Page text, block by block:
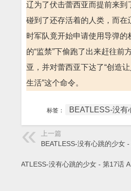
辽为了伏击蕾西亚而提前来到
碰到了还存活着的人类，而在
时军队竟开始申请使用导弹的
的“监禁”下偷跑了出来赶往前
亚，并对蕾西亚下达了“创造
生活”这个命令。
标签： BEATLESS-没有
上一篇
BEATLESS-没有心跳的少女
BEATLESS-没有心跳的少女 - 第17话